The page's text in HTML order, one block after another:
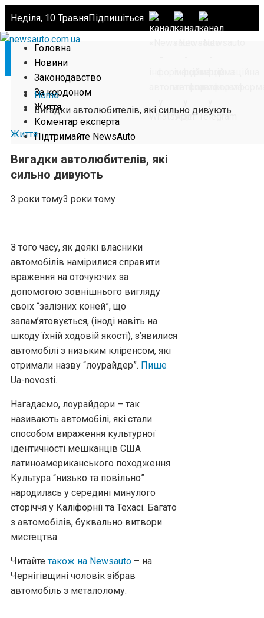
Неділя, 10 ТравняПідпишіться
Головна
Новини
Законодавство
За кордоном
Життя
Коментар експерта
Підтримайте NewsAuto
Home
Вигадки автолюбителів, які сильно дивують
Життя
Вигадки автолюбителів, які
сильно дивують
3 роки тому3 роки тому
З того часу, як деякі власники
автомобілів намірилися справити
враження на оточуючих за
допомогою зовнішнього вигляду
своїх “залізних коней”, що
запам’ятовується, (іноді навіть на
шкоду їхній ходовій якості), з’явилися
автомобілі з низьким кліренсом, які
отримали назву “лоурайдер”. Пише
Ua-novosti.
Нагадаємо, лоурайдери – так
називають автомобілі, які стали
способом вираження культурної
ідентичності мешканців США
латиноамериканського походження.
Культура “низько та повільно”
народилась у середині минулого
сторіччя у Каліфорнії та Техасі. Багато
з автомобілів, буквально витвори
мистецтва.
Читайтетакож на Newsauto – на
Чернігівщині чоловік зібрав
автомобіль з металолому.